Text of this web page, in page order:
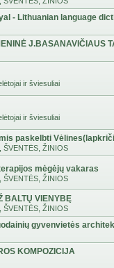
- Lithuanian language
J.BASANAVIČIAUS
ir šviesuliai
ir šviesuliai
paskelbti
ŠVENTĖS, ŽINIOS
mėgėjų vakaras
ŠVENTĖS, ŽINIOS
BALTŲ VIENYBĘ
ŠVENTĖS, ŽINIOS
gyvenvietės
KOMPOZICIJA